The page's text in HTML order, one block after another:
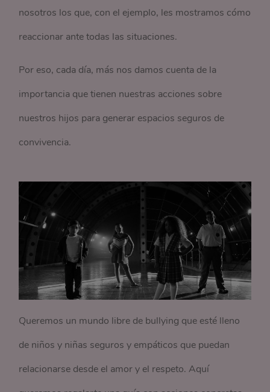
nosotros los que, con el ejemplo, les mostramos cómo
reaccionar ante todas las situaciones.
Por eso, cada día, más nos damos cuenta de la
importancia que tienen nuestras acciones sobre
nuestros hijos para generar espacios seguros de
convivencia.
Queremos un mundo libre de bullying que esté lleno
de niños y niñas seguros y empáticos que puedan
relacionarse desde el amor y el respeto. Aquí